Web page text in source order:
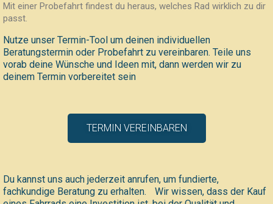
Mit einer Probefahrt findest du heraus, welches Rad wirklich zu dir
passt.
Nutze unser Termin-Tool um deinen individuellen
Beratungstermin oder Probefahrt zu vereinbaren. Teile uns
vorab deine Wünsche und Ideen mit, dann werden wir zu
deinem Termin vorbereitet sein
TERMIN VEREINBAREN
Du kannst uns auch jederzeit anrufen, um fundierte,
fachkundige Beratung zu erhalten. Wir wissen, dass der Kauf